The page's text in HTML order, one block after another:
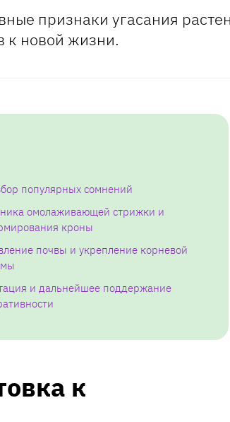
признаки угасания
к новой жизни.
популярных сомнений
омолаживающей стрижки и
кроны
почвы и укрепление корневой
и дальнейшее поддержание
к